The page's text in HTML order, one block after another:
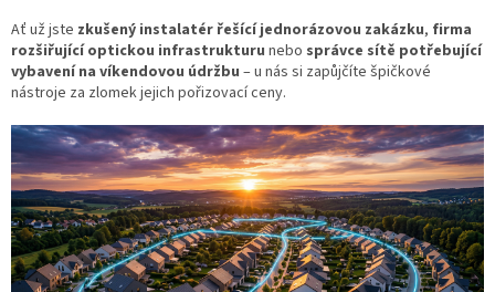
Ať už jste zkušený instalatér řešící jednorázovou zakázku, firma
rozšiřující optickou infrastrukturu nebo správce sítě potřebující
vybavení na víkendovou údržbu – u nás si zapůjčíte špičkové
nástroje za zlomek jejich pořizovací ceny.